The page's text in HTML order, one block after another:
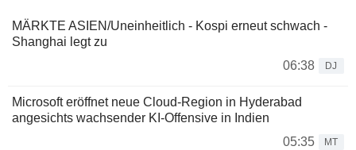
MÄRKTE ASIEN/Uneinheitlich - Kospi erneut schwach -
Shanghai legt zu
06:38
DJ
Microsoft eröffnet neue Cloud-Region in Hyderabad
angesichts wachsender KI-Offensive in Indien
05:35
MT